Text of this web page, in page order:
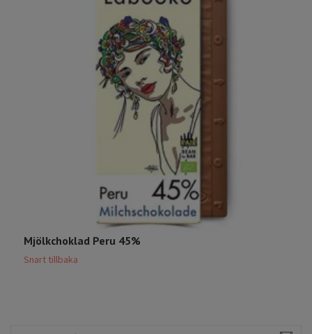
Mjölkchoklad Peru 45%
Snart tillbaka